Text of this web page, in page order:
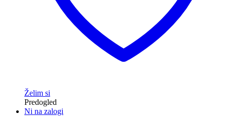
Želim si
Predogled
Ni na zalogi